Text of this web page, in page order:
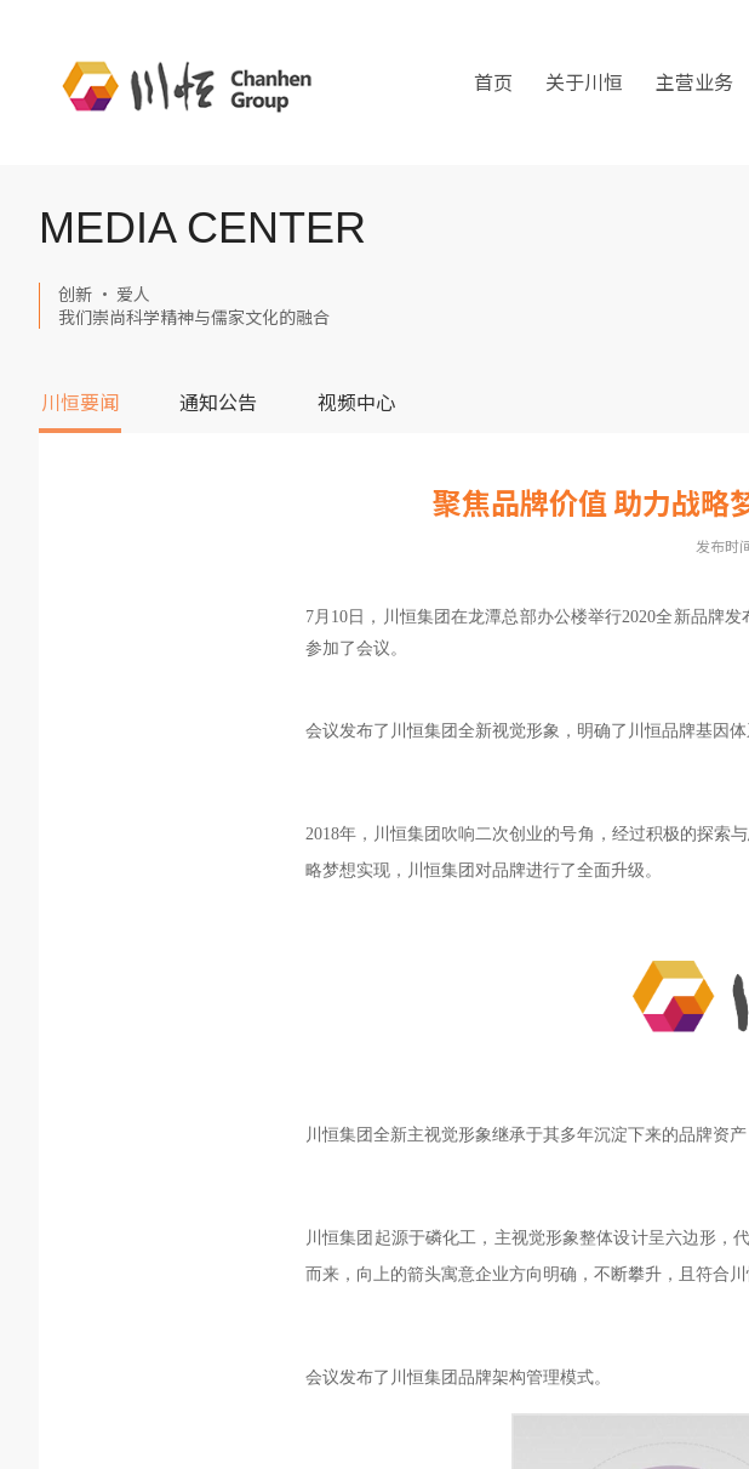
首页 关于川恒 主营业务
MEDIA CENTER
创新 · 爱人
我们崇尚科学精神与儒家文化的融合
川恒要闻 通知公告 视频中心
聚焦品牌价值 助力战
发布时
7月10日，川恒集团在龙潭总部办公楼举行2020全新品牌
参加了会议。
会议发布了川恒集团全新视觉形象，明确了川恒品牌基因
2018年，川恒集团吹响二次创业的号角，经过积极的探索
略梦想实现，川恒集团对品牌进行了全面升级。
川恒集团全新主视觉形象继承于其多年沉淀下来的品牌资
川恒集团起源于磷化工，主视觉形象整体设计呈六边形，
而来，向上的箭头寓意企业方向明确，不断攀升，且符合
会议发布了川恒集团品牌架构管理模式。